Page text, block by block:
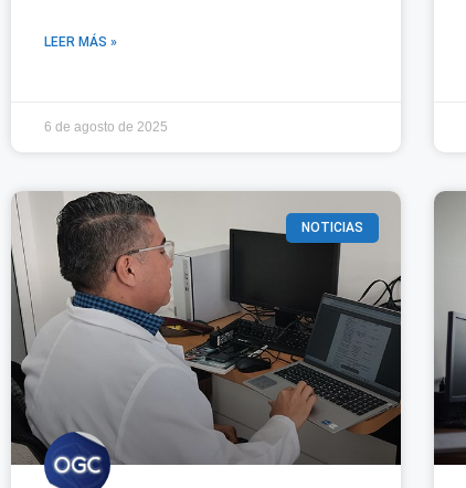
LEER MÁS »
6 de agosto de 2025
NOTICIAS